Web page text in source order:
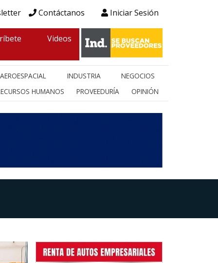
Contáctanos Iniciar Sesión
Videos
AEROESPACIAL INDUSTRIA
NEGOCIOS
HUMANOS
PROVEEDURÍA OPINIÓN